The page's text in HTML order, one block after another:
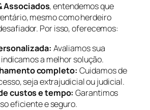
Associados, entendemos que
mesmo como herdeiro
Por isso, oferecemos:
Avaliamos sua
a melhor solução.
completo: Cuidamos de
seja extrajudicial ou judicial.
custos e tempo: Garantimos
eficiente e seguro.